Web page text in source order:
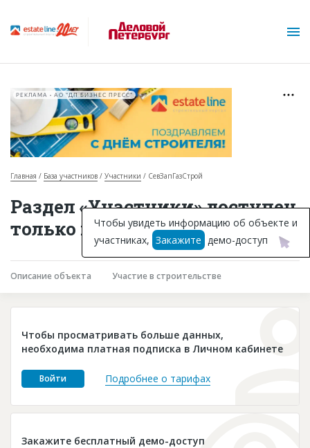
Горячие объекты
База строящихся объектов
Инвестпроекты
Глоссарий
Платные услуги
Пресс-релизы
РЕКЛАМА • АО "ДП БИЗНЕС ПРЕСС"
Главная База участников Участники СевЗапГазСтрой
Раздел «Участники» доступен
только подписчикам
Описание объекта Участие в строительстве
Чтобы просматривать больше данных,
необходима платная подписка в Личном кабинете
Войти Подробнее о тарифах
Закажите бесплатный демо-доступ
Чтобы увидеть информацию об объекте и
участниках, Закажите демо-доступ